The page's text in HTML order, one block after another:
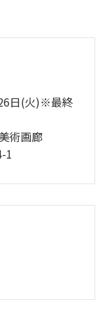
日(火)※最終
術画廊
1